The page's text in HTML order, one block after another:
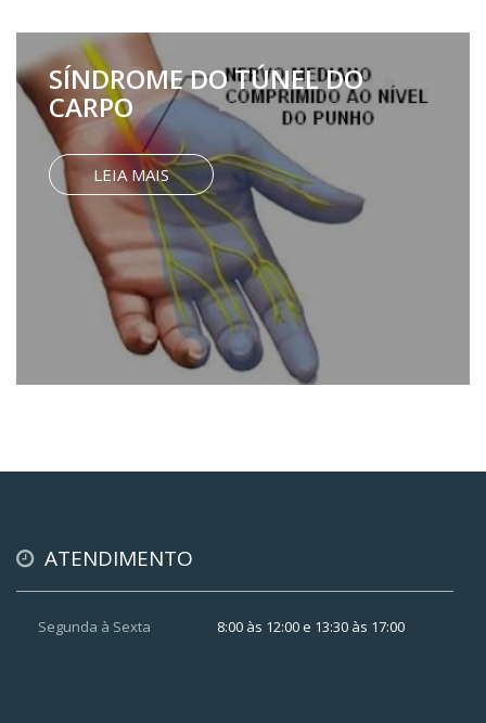
SÍNDROME DO TÚNEL DO
CARPO
LEIA MAIS
ATENDIMENTO
Segunda à Sexta 8:00 às 12:00 e 13:30 às 17:00